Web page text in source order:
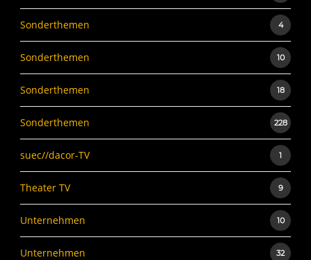
Sonderthemen 4
Sonderthemen 10
Sonderthemen 18
Sonderthemen 228
suec//dacor-TV 1
Theater TV 9
Unternehmen 10
Unternehmen 32